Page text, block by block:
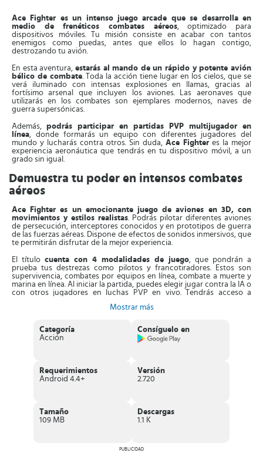
Ace Fighter es un intenso juego arcade que se desarrolla en
medio de frenéticos combates aéreos, optimizado para
dispositivos móviles. Tu misión consiste en acabar con tantos
enemigos como puedas, antes que ellos lo hagan contigo,
destrozando tu avión.
En esta aventura, estarás al mando de un rápido y potente avión
bélico de combate. Toda la acción tiene lugar en los cielos, que se
verá iluminado con intensas explosiones en llamas, gracias al
fortísimo arsenal que incluyen los aviones. Las aeronaves que
utilizarás en los combates son ejemplares modernos, naves de
guerra supersónicas.
Además, podrás participar en partidas PVP multijugador en
línea, donde formarás un equipo con diferentes jugadores del
mundo y lucharás contra otros. Sin duda, Ace Fighter es la mejor
experiencia aeronáutica que tendrás en tu dispositivo móvil, a un
grado sin igual.
Demuestra tu poder en intensos combates
aéreos
Ace Fighter es un emocionante juego de aviones en 3D, con
movimientos y estilos realistas. Podrás pilotar diferentes aviones
de persecución, interceptores conocidos y en prototipos de guerra
de las fuerzas aéreas. Dispone de efectos de sonidos inmersivos, que
te permitirán disfrutar de la mejor experiencia.
El título cuenta con 4 modalidades de juego, que pondrán a
prueba tus destrezas como pilotos y francotiradores. Estos son
supervivencia, combates por equipos en línea, combate a muerte y
marina en línea. Al iniciar la partida, puedes elegir jugar contra la IA o
con otros jugadores en luchas PVP en vivo. Tendrás acceso a
Asimismo,su sistema de control es simple y variado
escoger entre un joystick, un acelerómetro, un mando externo y un
mecanismo de toques en pantalla. También, cuenta con opciones
avión se moverá por el escenario automáticamente y solo tienes que
deslizar tu dedo en la dirección que desees.
combate, notarás que las acciones se realizan con fluidez, en
impresionantes entornos diseñados en 3D. De hecho, los gráficos se
Características de Ace Fighter
Mostrar más
Categoría
Acción
Consíguelo en
Requerimientos
Android 4.4+
Versión
2.720
Tamaño
109 MB
Descargas
1.1 K
PUBLICIDAD